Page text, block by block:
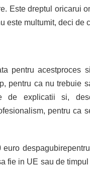
Este dreptul oricarui
este multumit, deci de
pentru
pentru ca nu trebuie
de explicatii si,
pentru ca
fie in UE sau de